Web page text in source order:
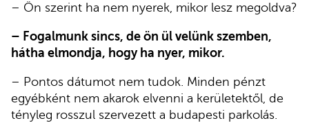
– Ön szerint ha nem nyerek, mikor lesz megoldva?
– Fogalmunk sincs, de ön ül velünk szemben,
hátha elmondja, hogy ha nyer, mikor.
– Pontos dátumot nem tudok. Minden pénzt
egyébként nem akarok elvenni a kerületektől, de
tényleg rosszul szervezett a budapesti parkolás.